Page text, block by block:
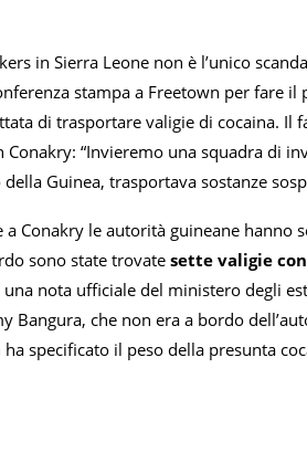
in Sierra Leone non è l’unico
stampa a Freetown per fare
di trasportare valigie di cocaina.
“Invieremo una squadra di
Guinea, trasportava sostanze
Conakry le autorità guineane hanno
sono state trovate sette valigie
nota ufficiale del ministero degli
Bangura, che non era a bordo
specificato il peso della presunta